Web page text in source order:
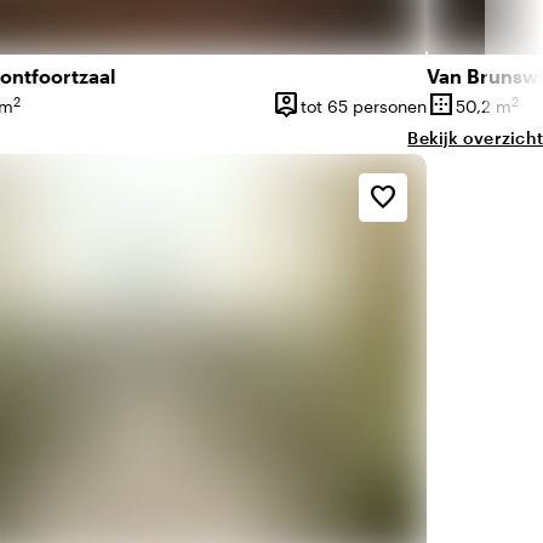
2 person_pin
Capaciteit
tot 65 personen
Van
border_outer
Oppervlakte
50,2 m2
Bekijk overzicht
favorite_border